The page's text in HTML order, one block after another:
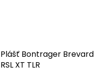
Plášť Bontrager Brevard
RSL XT TLR